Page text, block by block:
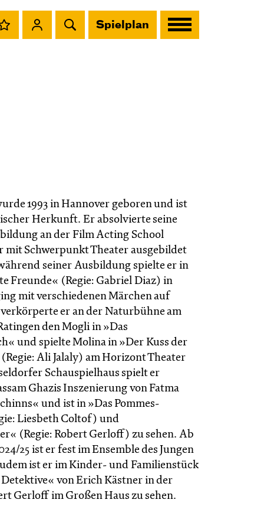
Spielplan
1993 in Hannover geboren und ist
Herkunft. Er absolvierte seine
an der Film Acting School
mit Schwerpunkt Theater ausgebildet
seiner Ausbildung spielte er in
Freunde« (Regie: Gabriel Diaz) in
mit verschiedenen Märchen auf
verkörperte er an der Naturbühne am
den Mogli in »Das
und spielte Molina in »Der Kuss der
Ali Jalaly) am Horizont Theater
Schauspielhaus spielt er
Ghazis Inszenierung von Fatma
und ist in »Das Pommes-
Liesbeth Coltof) und
(Regie: Robert Gerloff) zu sehen. Ab
25 ist er fest im Ensemble des Jungen
ist er im Kinder- und Familienstück
von Erich Kästner in der
Gerloff im Großen Haus zu sehen.